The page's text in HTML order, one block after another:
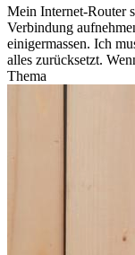
Mein Internet-Router
Verbindung
einigermassen. Ich
alles zurücksetzt.
Thema